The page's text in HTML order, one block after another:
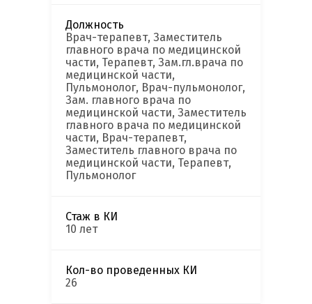
Должность
Врач-терапевт, Заместитель
главного врача по медицинской
части, Терапевт, Зам.гл.врача по
медицинской части,
Пульмонолог, Врач-пульмонолог,
Зам. главного врача по
медицинской части, Заместитель
главного врача по медицинской
части, Врач-терапевт,
Заместитель главного врача по
медицинской части, Терапевт,
Пульмонолог
Стаж в КИ
10 лет
Кол-во проведенных КИ
26